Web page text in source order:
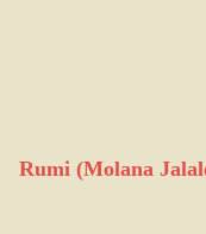
Rumi (Molana